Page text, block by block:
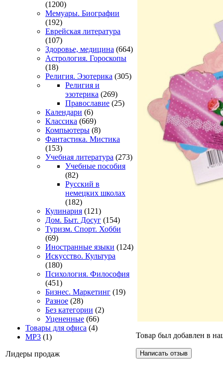
(1200)
Мемуары. Биографии
(192)
Еврейская литература
(107)
Здоровье, медицина (664)
Астрология. Гороскопы
(18)
Религия. Эзотерика (305)
Религия и
эзотерика (269)
Православие (25)
Календари (6)
Классика (669)
Компьютеры (8)
Фантастика. Мистика
(153)
Учебная литература (273)
Учебные пособия
(82)
Русский в
немецких школах
(182)
Кулинария (121)
Дом. Быт. Досуг (154)
Туризм. Спорт. Хобби
(69)
Иностранные языки (124)
Искусство. Культура
(180)
Психология. Философия
(451)
Бизнес. Маркетинг (19)
Разное (28)
Без категории (2)
Уцененные (66)
Товары для офиса (4)
MP3 (1)
Лидеры продаж
Товар был добавлен в